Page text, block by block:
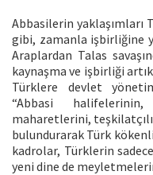
Abbasilerin yaklaşımları
gibi, zamanla işbirliğine
Araplardan Talas
kaynaşma ve işbirliği
Türklere devlet
“Abbasi
maharetlerini,
bulundurarak Türk
kadrolar, Türklerin
yeni dine de